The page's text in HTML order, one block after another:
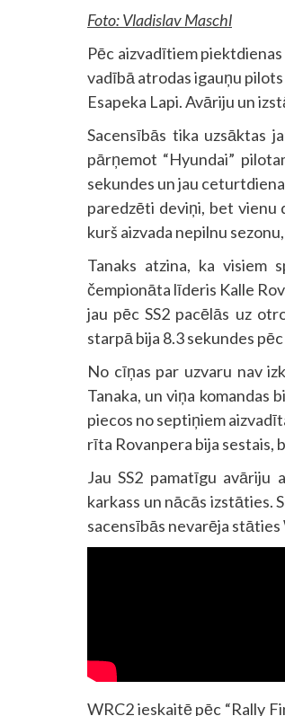
Foto: Vladislav Maschl
Pēc aizvadītiem
vadībā atrodas igauņu
Esapeka Lapi. Avāriju un
Sacensībās tika uzsāktas
pārņemot “Hyundai”
sekundes un jau
paredzēti deviņi, bet vienu
kurš aizvada nepilnu
Tanaks atzina, ka visiem
čempionāta līderis Kalle
jau pēc SS2 pacēlās uz
starpā bija 8.3 sekundes
No cīņas par uzvaru nav
Tanaka, un viņa komandas
piecos no septiņiem
rīta Rovanpera bija sestais,
Jau SS2 pamatīgu avāriju
karkass un nācās izstāties.
sacensībās nevarēja stāties
WRC2 ieskaitē pēc “Rally